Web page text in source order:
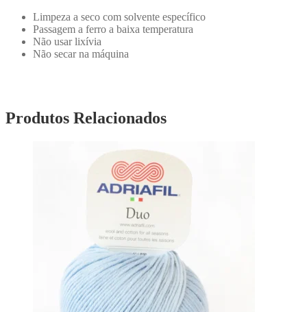
Limpeza a seco com solvente específico
Passagem a ferro a baixa temperatura
Não usar lixívia
Não secar na máquina
Produtos Relacionados